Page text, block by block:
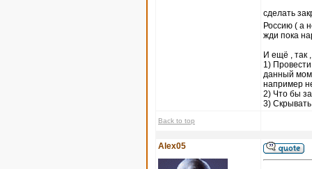
сделать
Россию ( а
жди пока
И ещё , так
1)
данный
например
2) Что бы
3)
Back to top
Alex05